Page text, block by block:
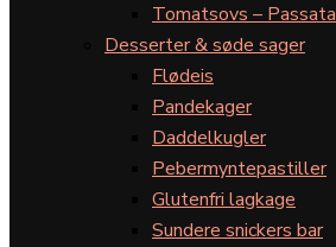
Tomatsovs – Passata
Desserter & søde sager
Flødeis
Pandekager
Daddelkugler
Pebermyntepastiller
Glutenfri lagkage
Sundere snickers bar